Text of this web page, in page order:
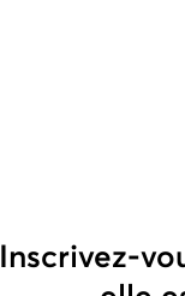
Inscrivez-